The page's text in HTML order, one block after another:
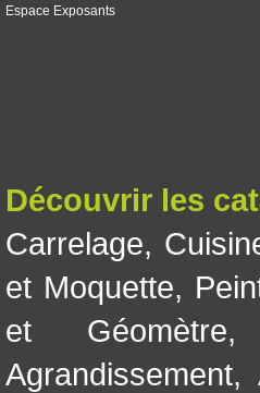
Espace Exposants
Découvrir les
Carrelage,
et Moquette,
et Géomètre
Agrandissement,